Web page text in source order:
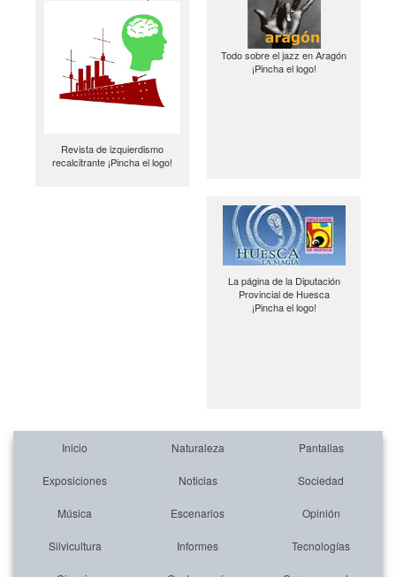
Revista de izquierdismo
recalcitrante ¡Pincha el logo!
Todo sobre el jazz en Aragón
¡Pincha el logo!
La página de la Diputación
Provincial de Huesca
¡Pincha el logo!
Inicio Naturaleza Pantallas
Exposiciones Noticias Sociedad
Música Escenarios Opinión
Silvicultura Informes Tecnologías